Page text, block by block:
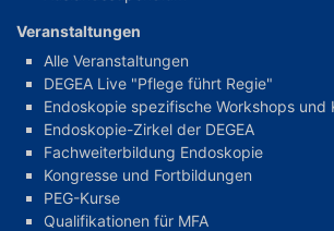
Veranstaltungen
Alle Veranstaltungen
DEGEA Live "Pflege führt Regie"
Endoskopie spezifische Workshops und
Endoskopie-Zirkel der DEGEA
Fachweiterbildung Endoskopie
Kongresse und Fortbildungen
PEG-Kurse
Qualifikationen für MFA